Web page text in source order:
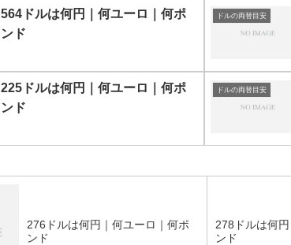
564ドルは何円｜何ユーロ｜何ポ
ンド
ドルの両替目安
225ドルは何円｜何ユーロ｜何ポ
ンド
ドルの両替目安
276ドルは何円｜何ユーロ｜何ポ
ンド
278ドルは何
ンド